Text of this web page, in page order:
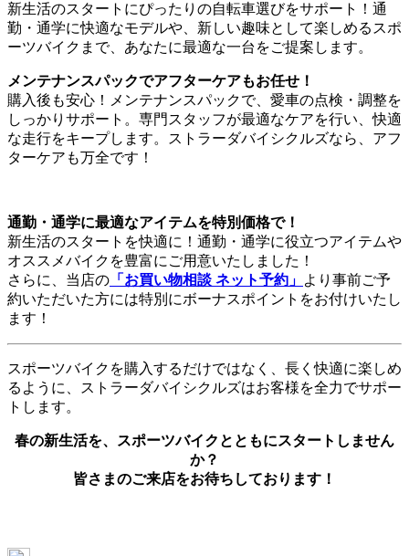
新生活のスタートにぴったりの自転車選びをサポート！通
勤・通学に快適なモデルや、新しい趣味として楽しめるスポ
ーツバイクまで、あなたに最適な一台をご提案します。
メンテナンスパックでアフターケアもお任せ！
購入後も安心！メンテナンスパックで、愛車の点検・調整を
しっかりサポート。専門スタッフが最適なケアを行い、快適
な走行をキープします。ストラーダバイシクルズなら、アフ
ターケアも万全です！
通勤・通学に最適なアイテムを特別価格で！
新生活のスタートを快適に！通勤・通学に役立つアイテムや
オススメバイクを豊富にご用意いたしました！
さらに、当店の 「お買い物相談 ネット予約」 より事前ご予
約いただいた方には特別にボーナスポイントをお付けいたし
ます！
スポーツバイクを購入するだけではなく、長く快適に楽しめ
るように、ストラーダバイシクルズはお客様を全力でサポー
トします。
春の新生活を、スポーツバイクとともにスタートしません
か？
皆さまのご来店をお待ちしております！